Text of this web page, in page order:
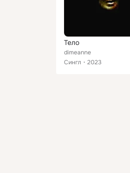
Тело
dimeanne
Сингл
2023